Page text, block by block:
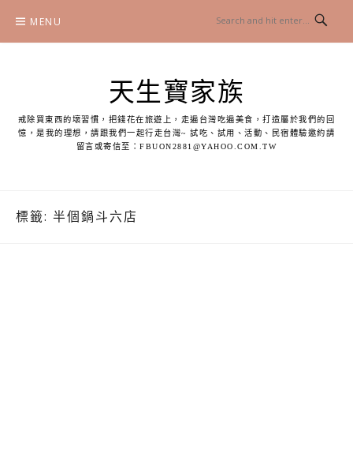
content
MENU
天生寶家族
戒除買東西的壞習慣，把錢花在旅遊上，走遍台灣吃遍美食，打造屬於我們的回
憶，是我的理想，請跟我們一起行走台灣~ 試吃、試用、活動、民宿體驗邀約請
留言或寄信至：FBUON2881@YAHOO.COM.TW
標籤: 半個鍋斗六店